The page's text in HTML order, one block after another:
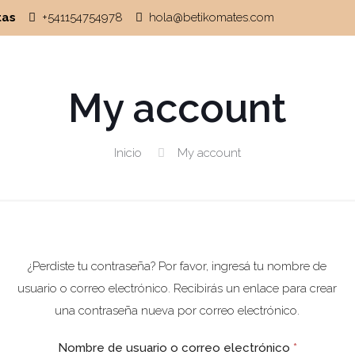
+541154754978 hola@betikomates.com
My account
Inicio My account
¿Perdiste tu contraseña? Por favor, ingresá tu nombre de
usuario o correo electrónico. Recibirás un enlace para crear
una contraseña nueva por correo electrónico.
Nombre de usuario o correo electrónico *